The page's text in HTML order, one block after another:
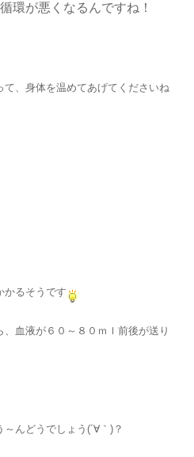
環が悪くなるんですね！
、身体を温めてあげてくださいね
かるそうです
、血液が６０～８０ｍｌ前後が送り
んどうでしょう(´∀｀)？